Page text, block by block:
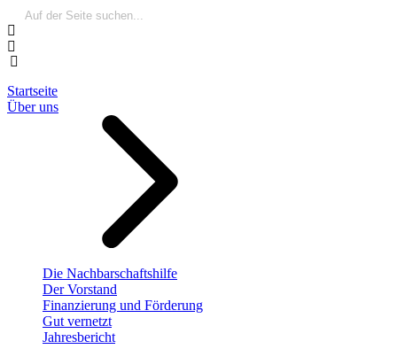
Startseite
Über uns
Die Nachbarschaftshilfe
Der Vorstand
Finanzierung und Förderung
Gut vernetzt
Jahresbericht